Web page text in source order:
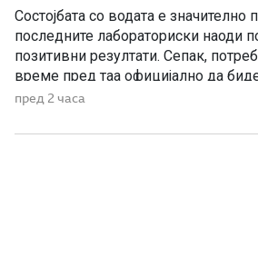
Состојбата со водата е значително
последните лабораториски наоди
позитивни резултати. Сепак,
време пред таа официјално да
исправна за пиење, изјави
дека конечната одлука ќе ја
пред 2 часа